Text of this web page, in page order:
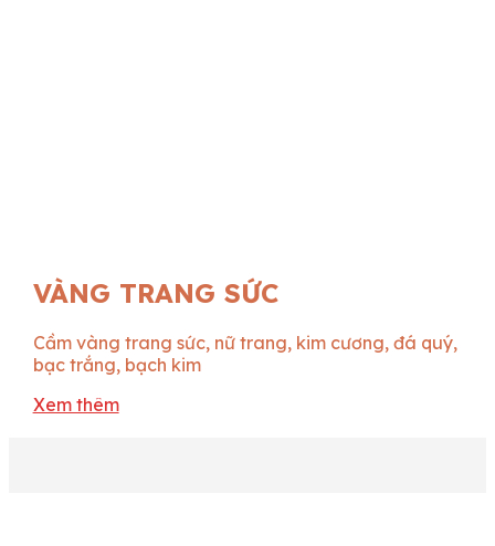
VÀNG TRANG SỨC
Cầm vàng trang sức, nữ trang, kim cương, đá quý,
bạc trắng, bạch kim
Xem thêm